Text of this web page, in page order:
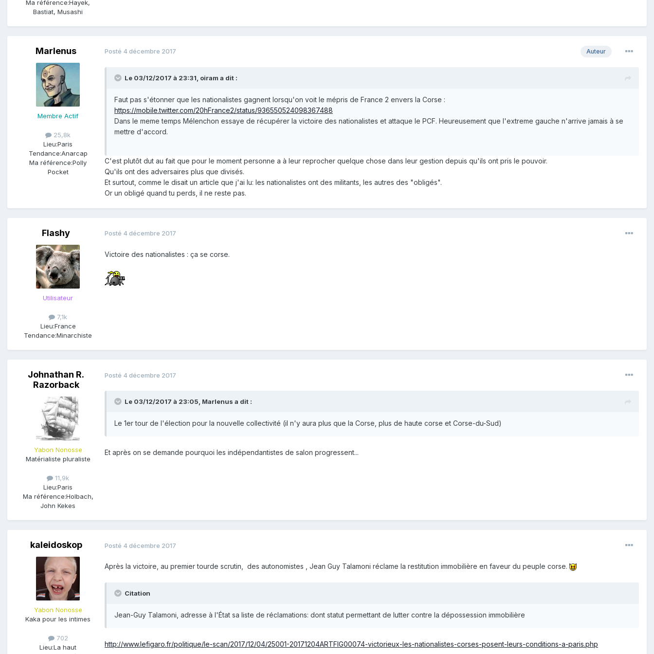
Ma référence:Hayek,
Bastiat, Musashi
Marlenus
Membre Actif
25,8k
Lieu:Paris
Tendance:Anarcap
Ma référence:Polly
Pocket
Auteur
Posté 4 décembre 2017
Le 03/12/2017 à 23:31, oiram a dit :
Faut pas s'étonner que les nationalistes gagnent lorsqu'on voit le mépris de France 2 envers la Corse :
https://mobile.twitter.com/20hFrance2/status/936550524098367488
Dans le meme temps Mélenchon essaye de récupérer la victoire des nationalistes et attaque le PCF. Heureusement que l'extreme gauche n'arrive jamais à se
mettre d'accord.
C'est plutôt dut au fait que pour le moment personne a à leur reprocher quelque chose dans leur gestion depuis qu'ils ont pris le pouvoir.
Qu'ils ont des adversaires plus que divisés.
Et surtout, comme le disait un article que j'ai lu: les nationalistes ont des militants, les autres des "obligés".
Or un obligé quand tu perds, il ne reste pas.
Flashy
Utilisateur
7,1k
Lieu:France
Tendance:Minarchiste
Posté 4 décembre 2017
Victoire des nationalistes : ça se corse.
Johnathan R.
Razorback
Yabon Nonosse
Matérialiste pluraliste
11,9k
Lieu:Paris
Ma référence:Holbach,
John Kekes
Posté 4 décembre 2017
Le 03/12/2017 à 23:05, Marlenus a dit :
Le 1er tour de l'élection pour la nouvelle collectivité (il n'y aura plus que la Corse, plus de haute corse et Corse-du-Sud)
Et après on se demande pourquoi les indépendantistes de salon progressent...
kaleidoskop
Yabon Nonosse
Kaka pour les intimes
702
Lieu:La haut
Posté 4 décembre 2017
Après la victoire, au premier tourde scrutin, des autonomistes , Jean Guy Talamoni réclame la restitution immobilière en faveur du peuple corse.
Citation
Jean-Guy Talamoni, adresse à l'État sa liste de réclamations: dont statut permettant de lutter contre la dépossession immobilière
http://www.lefigaro.fr/politique/le-scan/2017/12/04/25001-20171204ARTFIG00074-victorieux-les-nationalistes-corses-posent-leurs-conditions-a-paris.php